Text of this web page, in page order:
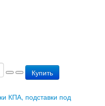
Купить
КПА, подставки под